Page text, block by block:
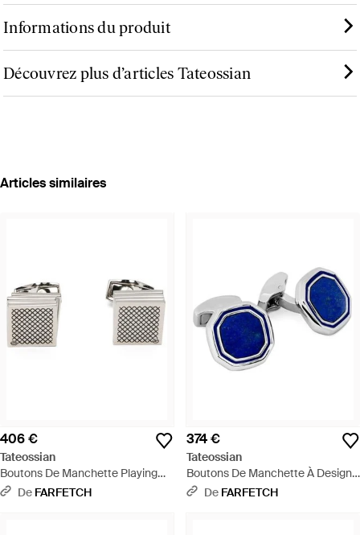
Informations du produit
Découvrez plus d’articles Tateossian
Articles similaires
406 €
Tateossian
Boutons De Manchette Playing
Card Rectangulaires - Métallisé
De FARFETCH
374 €
Tateossian
Boutons De Manchette À Design
Octogonal - Bleu
De FARFETCH